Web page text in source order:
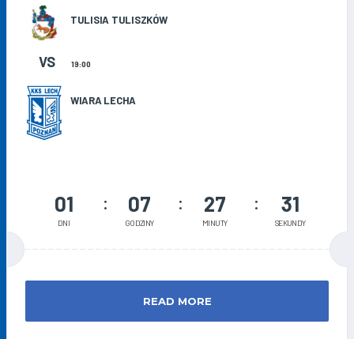
TULISIA TULISZKÓW
WIARA LECHA
VS 19:00
01
DNI
07
GODZINY
27
MINUTY
30
SEKUNDY
READ MORE